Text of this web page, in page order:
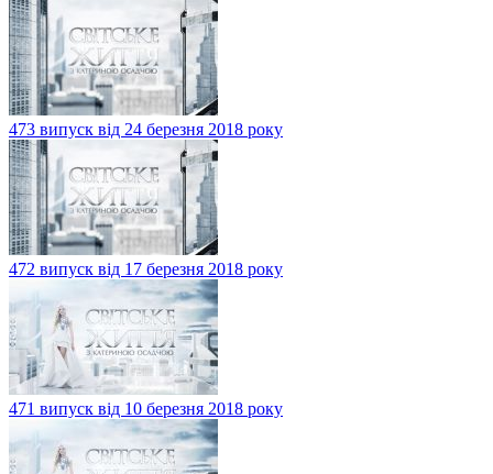
473 випуск від 24 березня 2018 року
472 випуск від 17 березня 2018 року
471 випуск від 10 березня 2018 року